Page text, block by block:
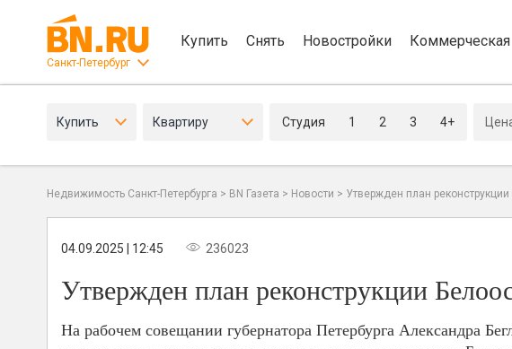
Санкт-Петербург
Купить Снять Новостройки Коммерческая
Купить Квартиру Студия 1 2 3 4+
Недвижимость Санкт-Петербурга > BN Газета > Новости > Утвержден план
04.09.2025 | 12:45 236023
Утвержден план реконструкции
На рабочем совещании губернатора Петербурга Александра